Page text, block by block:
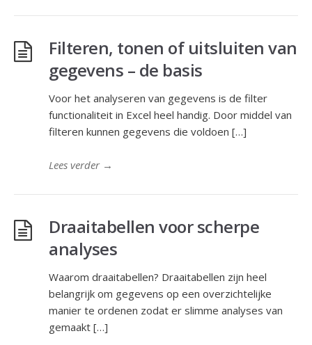
Filteren, tonen of uitsluiten van
gegevens – de basis
Voor het analyseren van gegevens is de filter
functionaliteit in Excel heel handig. Door middel van
filteren kunnen gegevens die voldoen […]
Lees verder→
Draaitabellen voor scherpe
analyses
Waarom draaitabellen? Draaitabellen zijn heel
belangrijk om gegevens op een overzichtelijke
manier te ordenen zodat er slimme analyses van
gemaakt […]